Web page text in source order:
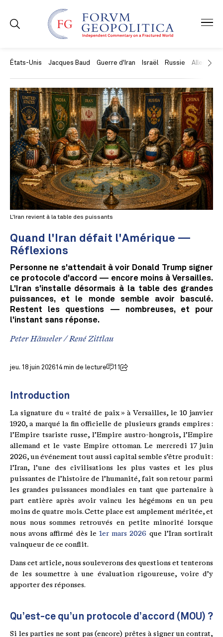
États-Unis Jacques Baud Guerre d'Iran Israël Russie Allemagne
L'Iran revient à la table des puissants
Quand l'Iran défait l'Amérique —
Réflexions
Personne ne s'attendait à voir Donald Trump signer
ce protocole d'accord — encore moins à Versailles.
L'Iran s'installe désormais à la table des grandes
puissances, et le monde semble avoir basculé.
Restent les questions — nombreuses, et pour
l'instant sans réponse.
Peter Hänseler/René Zittlau
jeu. 18 juin 202614 min de lecture 11
Introduction
La signature du « traité de paix » à Versailles, le 10 janvier
1920, a marqué la fin officielle de plusieurs grands empires :
l’Empire tsariste russe, l’Empire austro-hongrois, l’Empire
allemand et le vaste Empire ottoman. Le mercredi 17 juin
2026, un événement tout aussi capital semble s’être produit :
l’Iran, l’une des civilisations les plus vastes et les plus
puissantes de l’histoire de l’humanité, fait son retour parmi
les grandes puissances mondiales en tant que partenaire à
part entière après avoir vaincu les hégémons en un peu
moins de quatre mois. Cette place est amplement méritée, et
nous nous sommes retrouvés en petite minorité lorsque
nous avons affirmé dès le 1er mars 2026 que l’Iran sortirait
vainqueur de ce conflit.
Dans cet article, nous souleverons des questions et tenterons
de les soumettre à une évaluation rigoureuse, voire d’y
apporter des réponses.
Qu’est-ce qu’un protocole d’accord (MOU) ?
Si les parties ne sont pas (encore) prêtes à signer un contrat,